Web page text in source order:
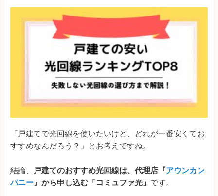
「戸建てで光回線を使いたいけど、どれが一番安くてお
すすめなんだろう？」とお考えですね。
結論、 戸建てのおすすめ光回線は、代理店『アウンカン
パニー 』から申し込む「コミュファ光」 です。